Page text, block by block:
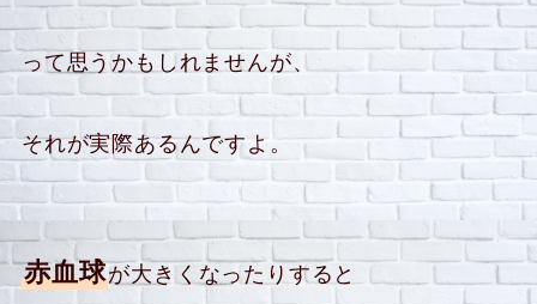
って思うかもしれませんが、
それが実際あるんですよ。
赤血球が大きくなったりすると